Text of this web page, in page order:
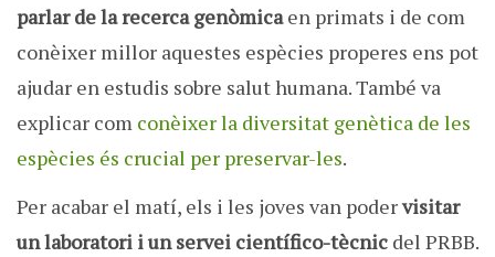
parlar de la recerca genòmicaen primats i de com
conèixer millor aquestes espècies properes ens pot
ajudar en estudis sobre salut humana. També va
explicar com conèixer la diversitat genètica de les
espècies és crucial per preservar-les.
Per acabar el matí, els i les joves van podervisitar
un laboratori i un servei científico-tècnic del PRBB.